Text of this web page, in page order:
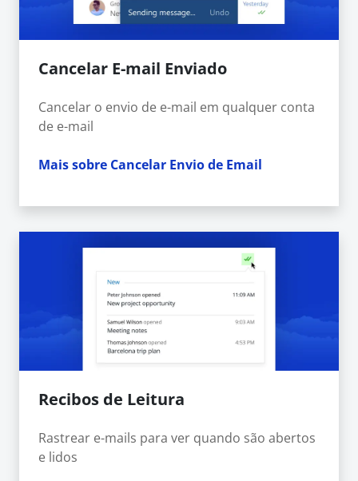
Cancelar E-mail Enviado
Cancelar o envio de e-mail em qualquer conta
de e-mail
Mais sobre Cancelar Envio de Email
Recibos de Leitura
Rastrear e-mails para ver quando são abertos
e lidos